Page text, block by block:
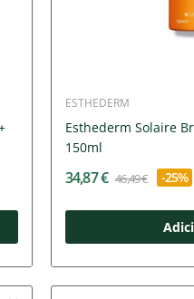
ESTHEDERM
Esthederm Solaire
150ml
34,87 € 46,49 € -25%